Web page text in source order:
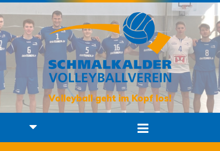
Volleyball geht im Kopf los!